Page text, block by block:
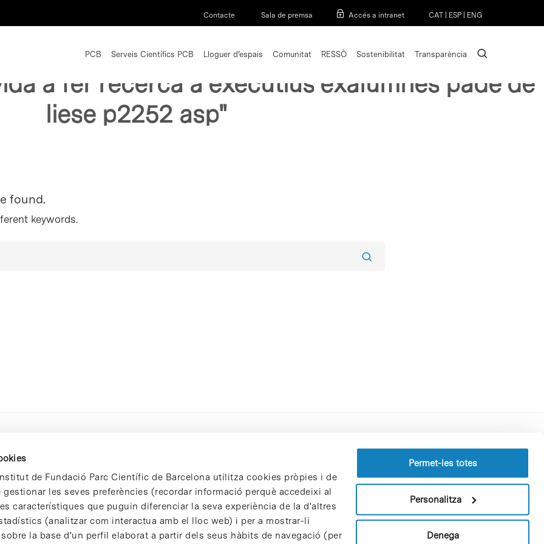
de Fundació Parc Científic de Barcelona utilitza cookies pròpies i de
les seves preferències (recordar informació perquè accedeixi al
característiques que puguin diferenciar la seva experiència de la d'altres
(analitzar com interactua amb el lloc web) i per a mostrar-li
la base d'un perfil elaborat a partir dels seus hàbits de navegació (per
Permet-les totes
Personalitza
Denega
Contacte Sala de premsa Accés a intranet CAT ESP ENG
PCB Serveis Científics PCB Lloguer d’espais Comunitat RESSÒ Sostenibilitat Transparència search
a fer recerca a executius exalumnes pade de
liese p2252 asp"
found.
keywords.
Perfil del contractant
Política de privacitat
Política de cookies
Patrons i patrocinadors
Borsa de treball